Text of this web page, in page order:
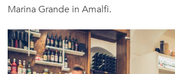
Marina Grande in Amalfi.